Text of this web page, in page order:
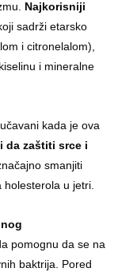
Najkorisniji
sadrži etarsko
i citronelalom),
i mineralne
kada je ova
da zaštiti srce i
smanjiti
holesterola u jetri.
pomognu da se na
baktrija. Pored